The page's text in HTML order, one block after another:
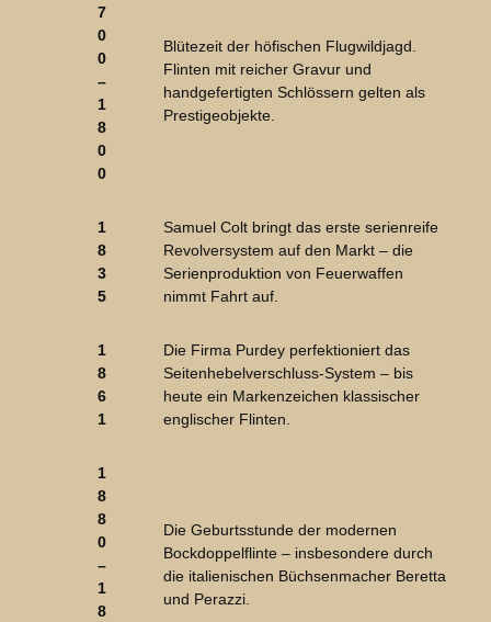
7
0
0
–
1
8
0
0
Blütezeit der höfischen Flugwildjagd.
Flinten mit reicher Gravur und
handgefertigten Schlössern gelten als
Prestigeobjekte.
1
8
3
5
Samuel Colt bringt das erste serienreife
Revolversystem auf den Markt – die
Serienproduktion von Feuerwaffen
nimmt Fahrt auf.
1
8
6
1
Die Firma Purdey perfektioniert das
Seitenhebelverschluss-System – bis
heute ein Markenzeichen klassischer
englischer Flinten.
1
8
8
0
–
1
8
Die Geburtsstunde der modernen
Bockdoppelflinte – insbesondere durch
die italienischen Büchsenmacher Beretta
und Perazzi.